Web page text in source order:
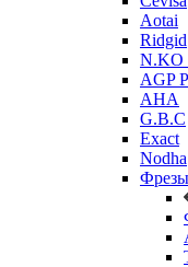
Aotai
Ridgid
N.KO
AGP
AHA
G.B.C
Exact
Nodha
Фрезы